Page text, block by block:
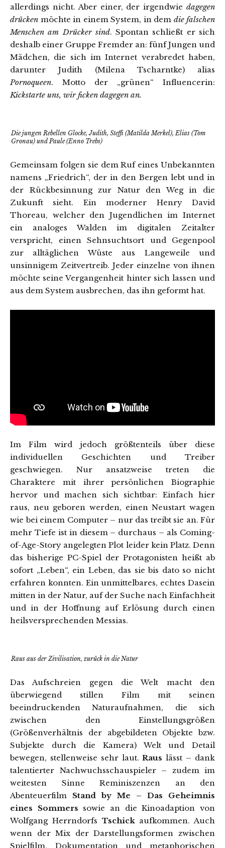
allerdings nicht. Aber einer, der irgendwie dagegen
drücken möchte in einem System, in dem die falschen
Menschen am Drücker sind. Spontan schließt er sich
deshalb einer Gruppe Fremder an: fünf Jungen und
Mädchen, die sich im Internet verabredet haben,
darunter Judith (Milena Tscharntke) alias
Pornoqueen. Motto der „grünen“ Influencerin:
Kickstarte uns, wir ficken dagegen an.
Die jungen Rebellen Glocke, Judith, Steffi (Matilda Merkel), Elias (Tom
Gronau) und Paule (Enno Trebs)
Gemeinsam folgen sie dem Ruf eines Unbekannten
namens „Friedrich“, der in den Bergen lebt und in
der Rückbesinnung zur Natur den Weg in die
Zukunft sieht. Ein moderner Henry David
Thoreau, welcher den Jugendlichen im Internet
ein analoges Walden im digitalen Zeitalter
verspricht, einen Sehnsuchtsort und Gegenpool
zur alltäglichen Wüste aus Langeweile und
unsinnigem Zeitvertreib. Jeder einzelne von ihnen
möchte seine Vergangenheit hinter sich lassen und
aus dem System ausbrechen, das ihn geformt hat.
Im Film wird jedoch größtenteils über diese
individuellen Geschichten und Treiber
geschwiegen. Nur ansatzweise treten die
Charaktere mit ihrer persönlichen Biographie
hervor und machen sich sichtbar: Einfach hier
raus, neu geboren werden, einen Neustart wagen
wie bei einem Computer – nur das treibt sie an. Für
mehr Tiefe ist in diesem – durchaus – als Coming-
of-Age-Story angelegten Plot leider kein Platz. Denn
das bisherige PC-Spiel der Protagonisten heißt ab
sofort „Leben“, ein Leben, das sie bis dato so nicht
erfahren konnten. Ein unmittelbares, echtes Dasein
mitten in der Natur, auf der Suche nach Einfachheit
und in der Hoffnung auf Erlösung durch einen
heilsversprechenden Messias.
Raus aus der Zivilisation, zurück in die Natur
Das Aufschreien gegen die Welt macht den
überwiegend stillen Film mit seinen
beeindruckenden Naturaufnahmen, die sich
zwischen den Einstellungsgrößen
(Größenverhältnis der abgebildeten Objekte bzw.
Subjekte durch die Kamera) Welt und Detail
bewegen, stellenweise sehr laut.Raus lässt – dank
talentierter Nachwuchsschauspieler – zudem im
weitesten Sinne Reminiszenzen an den
Abenteuerfilm Stand by Me – Das Geheimnis
eines Sommers sowie an die Kinoadaption von
Wolfgang Herrndorfs Tschick aufkommen. Auch
wenn der Mix der Darstellungsformen zwischen
Spielfilm, Dokumentation und metaphorischen